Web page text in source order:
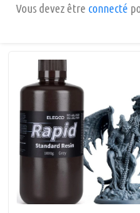
Vous devez être connecté